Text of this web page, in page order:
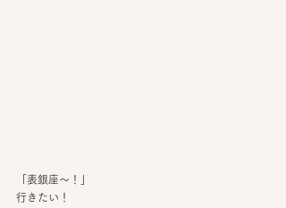
「表銀座〜！」
行きたい！